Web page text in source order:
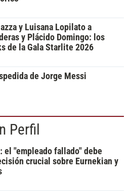
y Luisana Lopilato a
y Plácido Domingo: los
de la Gala Starlite 2026
de Jorge Messi
Perfil
el "empleado fallado" debe
crucial sobre Eurnekian y